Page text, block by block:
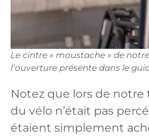
Le cintre « moustache » de
l’ouverture présente dans le
Notez que lors de notre
du vélo n’était pas
étaient simplement